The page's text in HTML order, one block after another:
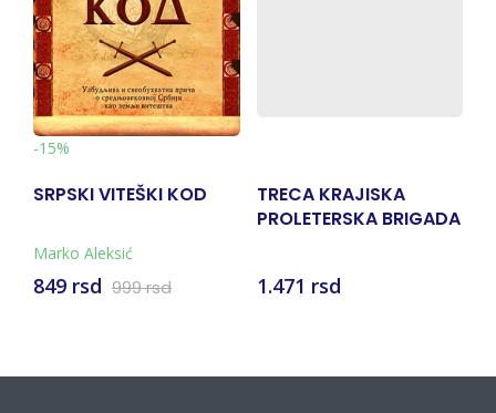
TRECA KRAJISKA
PROLETERSKA BRIGADA
- ZBORNIK SJECANJA III
1.471 rsd
KRAJINA KROZ
VIJEKOVE
2.206 rsd